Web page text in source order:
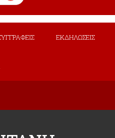
ΕΚΔΗΛΩΣΕΙΣ